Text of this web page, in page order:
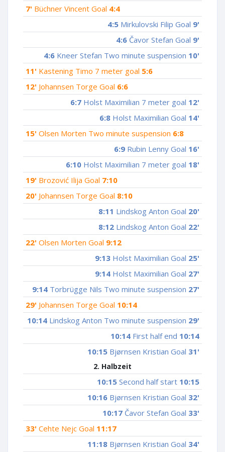
7' Büchner Vincent Goal 4:4
4:5 Mirkulovski Filip Goal 9'
4:6 Čavor Stefan Goal 9'
4:6 Kneer Stefan Two minute suspension 10'
11' Kastening Timo 7 meter goal 5:6
12' Johannsen Torge Goal 6:6
6:7 Holst Maximilian 7 meter goal 12'
6:8 Holst Maximilian Goal 14'
15' Olsen Morten Two minute suspension 6:8
6:9 Rubin Lenny Goal 16'
6:10 Holst Maximilian 7 meter goal 18'
19' Brozović Ilija Goal 7:10
20' Johannsen Torge Goal 8:10
8:11 Lindskog Anton Goal 20'
8:12 Lindskog Anton Goal 22'
22' Olsen Morten Goal 9:12
9:13 Holst Maximilian Goal 25'
9:14 Holst Maximilian Goal 27'
9:14 Torbrügge Nils Two minute suspension 27'
29' Johannsen Torge Goal 10:14
10:14 Lindskog Anton Two minute suspension 29'
10:14 First half end 10:14
10:15 Bjørnsen Kristian Goal 31'
2. Halbzeit
10:15 Second half start 10:15
10:16 Bjørnsen Kristian Goal 32'
10:17 Čavor Stefan Goal 33'
33' Cehte Nejc Goal 11:17
11:18 Bjørnsen Kristian Goal 34'